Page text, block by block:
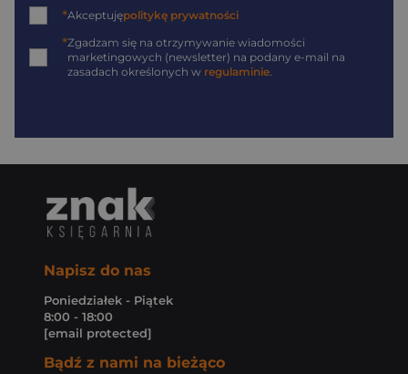
*Akceptujępolitykę prywatności
*Zgadzam się na otrzymywanie wiadomości
marketingowych (newsletter) na podany e-mail na
zasadach określonych w regulaminie.
Napisz do nas
Poniedziałek - Piątek
8:00 - 18:00
[email protected]
Bądź z nami na bieżąco